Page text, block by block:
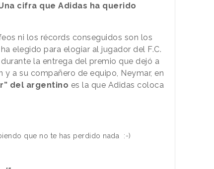
cifra que Adidas ha querido
ni los récords conseguidos son los
elegido para elogiar al jugador del F.C.
la entrega del premio que dejó a
a su compañero de equipo, Neymar, en
del argentino es la que Adidas coloca
que no te has perdido nada :-)